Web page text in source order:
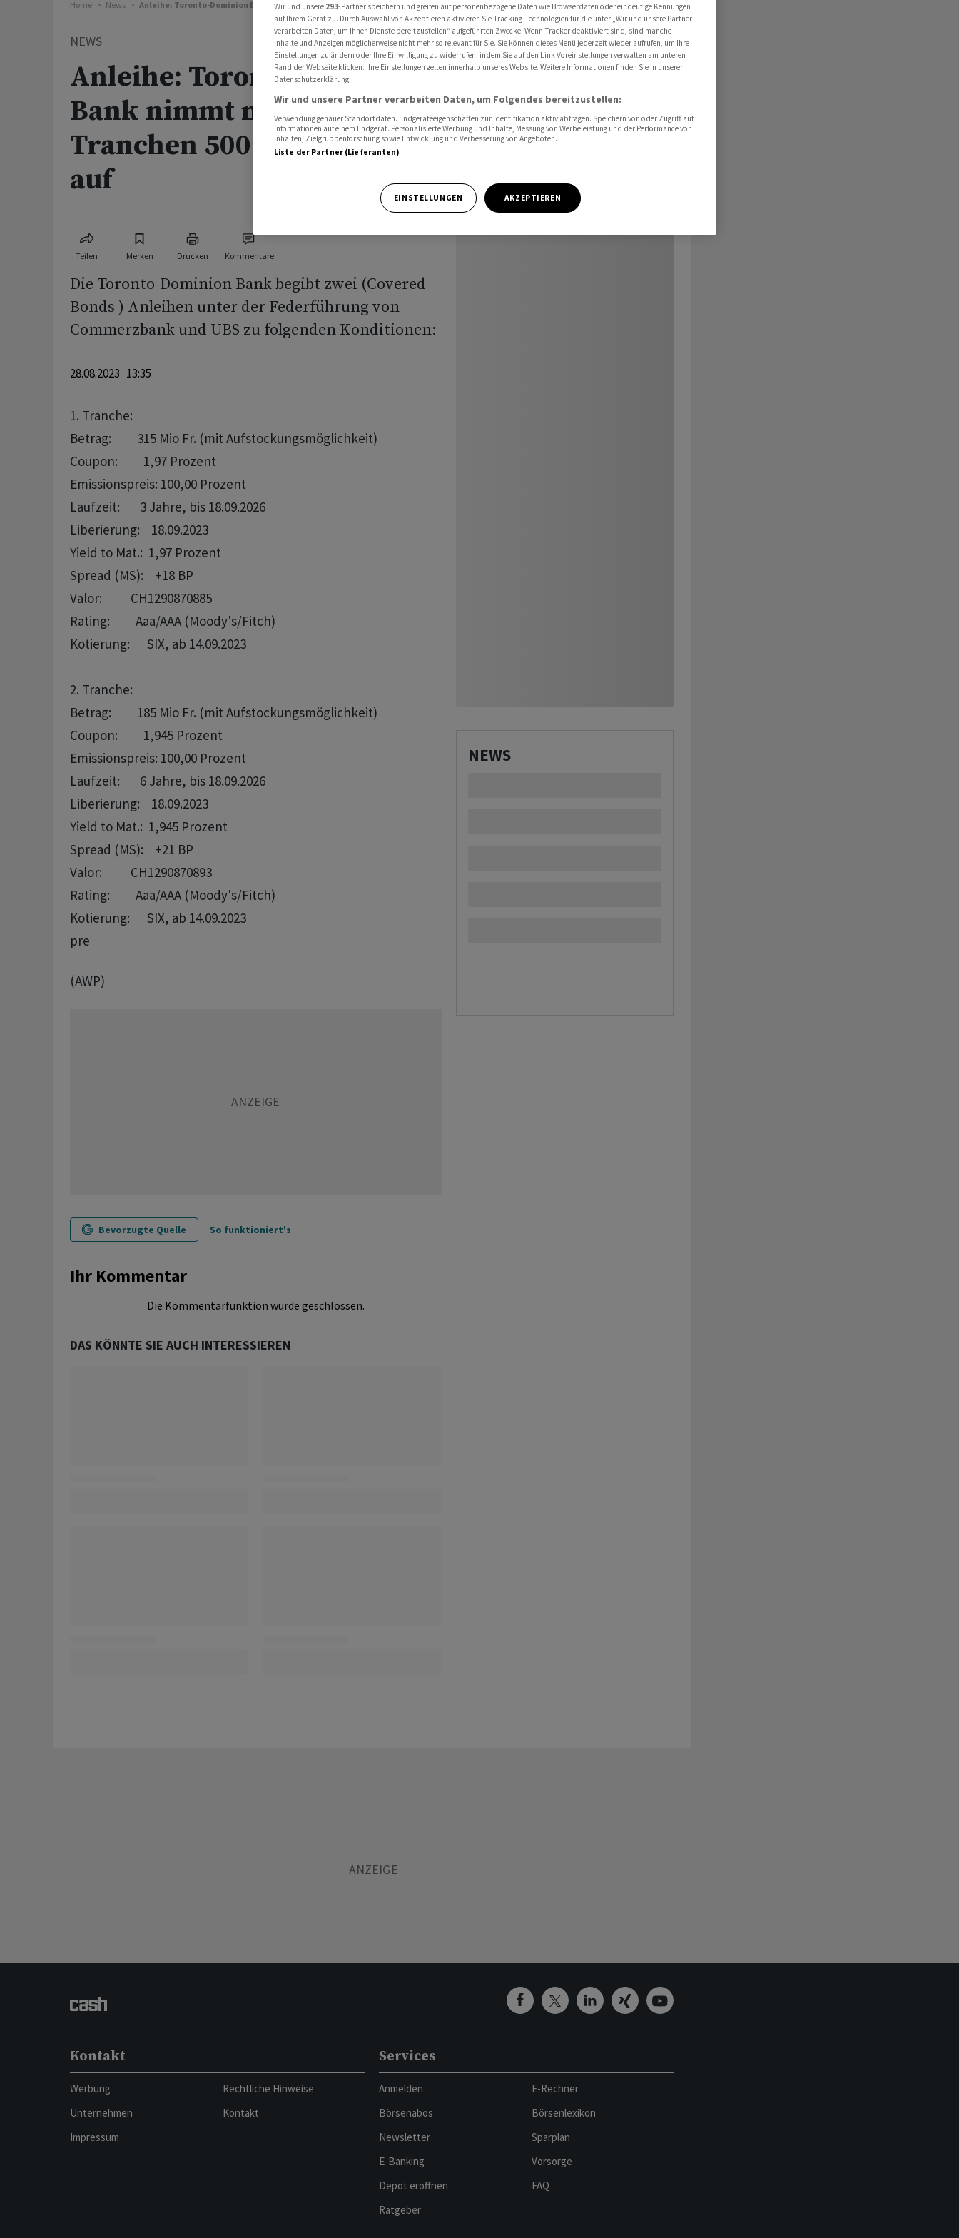
Home News Anleihe: Toronto-Dominion Bank nimmt mit zwei Tranchen 500 Mio Franken auf
NEWS
Anleihe: Toronto-Dominion
Bank nimmt mit zwei
Tranchen 500 Mio Franken
auf
Teilen Merken Drucken Kommentare
Die Toronto-Dominion Bank begibt zwei (Covered
Bonds ) Anleihen unter der Federführung von
Commerzbank und UBS zu folgenden Konditionen:
28.08.2023 13:35
1. Tranche:
Betrag:         315 Mio Fr. (mit Aufstockungsmöglichkeit)
Coupon:         1,97 Prozent
Emissionspreis: 100,00 Prozent
Laufzeit:       3 Jahre, bis 18.09.2026
Liberierung:    18.09.2023
Yield to Mat.:  1,97 Prozent
Spread (MS):    +18 BP
Valor:          CH1290870885
Rating:         Aaa/AAA (Moody's/Fitch)
Kotierung:      SIX, ab 14.09.2023
2. Tranche:
Betrag:         185 Mio Fr. (mit Aufstockungsmöglichkeit)
Coupon:         1,945 Prozent
Emissionspreis: 100,00 Prozent
Laufzeit:       6 Jahre, bis 18.09.2026
Liberierung:    18.09.2023
Yield to Mat.:  1,945 Prozent
Spread (MS):    +21 BP
Valor:          CH1290870893
Rating:         Aaa/AAA (Moody's/Fitch)
Kotierung:      SIX, ab 14.09.2023
pre
(AWP)
Bevorzugte Quelle So funktioniert's
Ihr Kommentar
Die Kommentarfunktion wurde geschlossen.
DAS KÖNNTE SIE AUCH INTERESSIEREN
NEWS
Kontakt
Werbung
Unternehmen
Impressum
Rechtliche Hinweise
Kontakt
Services
Anmelden
Börsenabos
Newsletter
E-Banking
Depot eröffnen
Ratgeber
E-Rechner
Börsenlexikon
Sparplan
Vorsorge
FAQ
Wir und unsere 293-Partner speichern und greifen auf personenbezogene Daten wie Browserdaten oder eindeutige Kennungen
auf Ihrem Gerät zu. Durch Auswahl von Akzeptieren aktivieren Sie Tracking-Technologien für die unter „Wir und unsere Partner
verarbeiten Daten, um Ihnen Dienste bereitzustellen“ aufgeführten Zwecke. Wenn Tracker deaktiviert sind, sind manche
Inhalte und Anzeigen möglicherweise nicht mehr so relevant für Sie. Sie können dieses Menü jederzeit wieder aufrufen, um Ihre
Einstellungen zu ändern oder Ihre Einwilligung zu widerrufen, indem Sie auf den Link Voreinstellungen verwalten am unteren
Rand der Webseite klicken. Ihre Einstellungen gelten innerhalb unseres Website. Weitere Informationen finden Sie in unserer
Datenschutzerklärung.
Wir und unsere Partner verarbeiten Daten, um Folgendes bereitzustellen:
Verwendung genauer Standortdaten. Endgeräteeigenschaften zur Identifikation aktiv abfragen. Speichern von oder Zugriff auf
Informationen auf einem Endgerät. Personalisierte Werbung und Inhalte, Messung von Werbeleistung und der Performance von
Inhalten, Zielgruppenforschung sowie Entwicklung und Verbesserung von Angeboten.
Liste der Partner (Lieferanten)
EINSTELLUNGEN AKZEPTIEREN